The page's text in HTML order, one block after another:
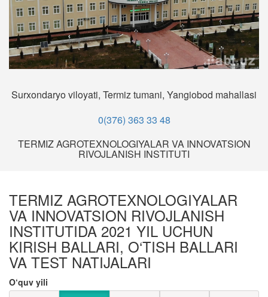
Surxondaryo viloyati, Termiz tumani, Yangiobod mahallasi
0(376) 363 33 48
TERMIZ AGROTEXNOLOGIYALAR VA INNOVATSION
RIVOJLANISH INSTITUTI
TERMIZ AGROTEXNOLOGIYALAR
VA INNOVATSION RIVOJLANISH
INSTITUTIDA 2021 YIL UCHUN
KIRISH BALLARI, O‘TISH BALLARI
VA TEST NATIJALARI
O‘quv yili